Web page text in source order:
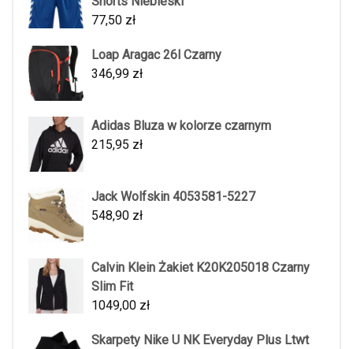
77,50 zł
Loap Aragac 26l Czarny
346,99 zł
Adidas Bluza w kolorze czarnym
215,95 zł
Jack Wolfskin 4053581-5227
548,90 zł
Calvin Klein Żakiet K20K205018 Czarny
Slim Fit
1049,00 zł
Skarpety Nike U NK Everyday Plus Ltwt